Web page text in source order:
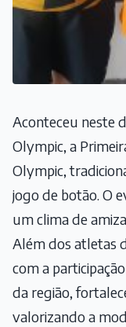
Aconteceu neste
Olympic, a
Olympic,
jogo de botão. O
um clima de
Além dos atletas
com a
da região,
valorizando a